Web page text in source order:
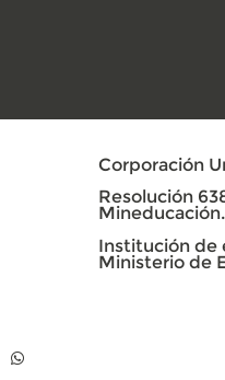
Corporación
Resolución
Mineducación.
Institución de
Ministerio de